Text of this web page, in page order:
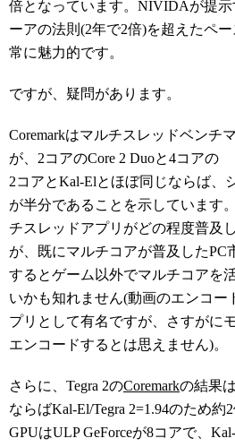
倍となっています。NIVIDAが提
ーアの法則(2年で2倍)を超えたペ
常に魅力的です。
ですが、疑問があります。
Coremarkはマルチスレッドベンチ
が、2コアのCore 2 Duoと4コアの
2コアとKal-Elとほぼ同じならば、
が半分であることを示しています
チスレッドアプリがどの程度普及
が、既にマルチコアが普及したPC
するとゲーム以外でマルチコアを
いかも知れません(動画のエンコー
プリとして有名ですが、さすがに
エンコードするとは思えません)。
さらに、Tegra 2のCoremarkの結果
ならばKal-El/Tegra 2=1.94のため約
GPUはULP GeForceが8コアで、